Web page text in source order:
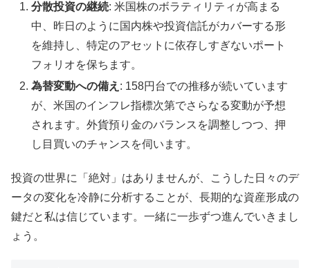
分散投資の継続: 米国株のボラティリティが高まる
中、昨日のように国内株や投資信託がカバーする形
を維持し、特定のアセットに依存しすぎないポート
フォリオを保ちます。
為替変動への備え : 158円台での推移が続いています
が、米国のインフレ指標次第でさらなる変動が予想
されます。外貨預り金のバランスを調整しつつ、押
し目買いのチャンスを伺います。
投資の世界に「絶対」はありませんが、こうした日々のデ
ータの変化を冷静に分析することが、長期的な資産形成の
鍵だと私は信じています。一緒に一歩ずつ進んでいきまし
ょう。